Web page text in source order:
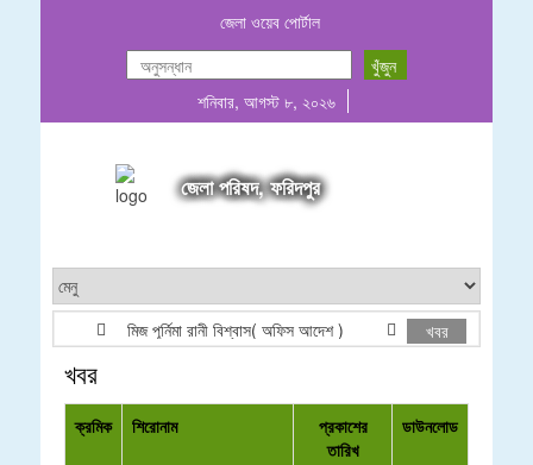
জেলা ওয়েব পোর্টাল
শনিবার, আগস্ট ৮, ২০২৬
জেলা পরিষদ, ফরিদপুর
মিজ পূর্নিমা রানী বিশ্বাস( অফিস আদেশ ) E-Tender
খবর
খবর
ক্রমিক শিরোনাম
প্রকাশের
তারিখ
ডাউনলোড